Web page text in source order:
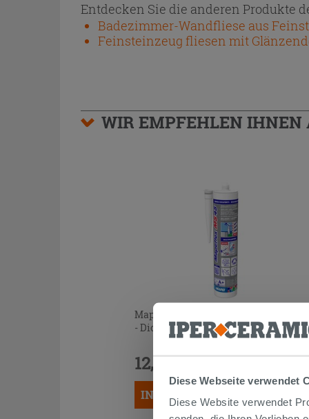
Diese Webseite verwendet
Diese Website verwendet
Entdecken Sie die anderen Produkte
Badezimmer-Wandfliese aus
Feinsteinzeug fliesen mit
WIR EMPFEHLEN IHNEN
Mapei Mapeflex MS45 Bianco 300 ml
- Dicht- und Klebemittel
12,99 €
IN DEN WARENKORB LEGEN